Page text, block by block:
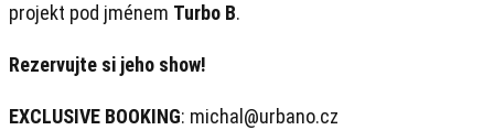
projekt pod jménem Turbo B.
Rezervujte si jeho show!
EXCLUSIVE BOOKING: michal@urbano.cz